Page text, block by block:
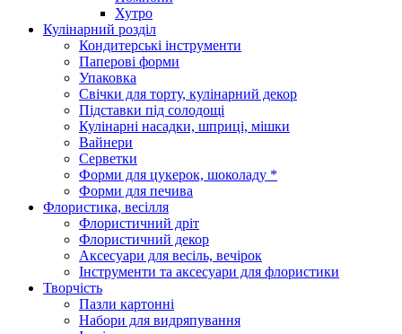
Хутро
Кулінарний розділ
Кондитерські інструменти
Паперові форми
Упаковка
Свічки для торту, кулінарний декор
Підставки під солодощі
Кулінарні насадки, шприці, мішки
Вайнери
Серветки
Форми для цукерок, шоколаду *
Форми для печива
Флористика, весілля
Флористичний дріт
Флористичний декор
Аксесуари для весіль, вечірок
Інструменти та аксесуари для флористики
Творчість
Пазли картонні
Набори для видряпування